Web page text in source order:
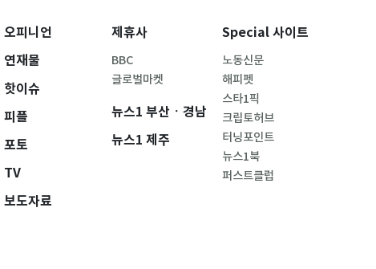
오피니언
연재물
핫이슈
피플
포토
TV
보도자료
제휴사
BBC
글로벌마켓
뉴스1 부산ㆍ경남
뉴스1 제주
Special 사이트
노동신문
해피펫
스타1픽
크립토허브
터닝포인트
뉴스1북
퍼스트클럽